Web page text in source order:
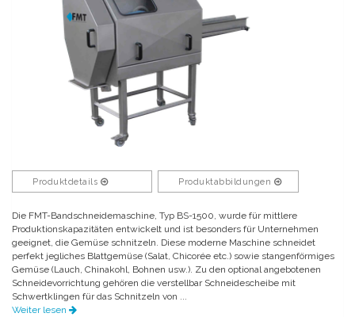
Produktdetails Produktabbildungen
Die FMT-Bandschneidemaschine, Typ BS-1500, wurde für mittlere
Produktionskapazitäten entwickelt und ist besonders für Unternehmen
geeignet, die Gemüse schnitzeln. Diese moderne Maschine schneidet
perfekt jegliches Blattgemüse (Salat, Chicorée etc.) sowie stangenförmiges
Gemüse (Lauch, Chinakohl, Bohnen usw.). Zu den optional angebotenen
Schneidevorrichtung gehören die verstellbar Schneidescheibe mit
Schwertklingen für das Schnitzeln von ...
Weiter lesen